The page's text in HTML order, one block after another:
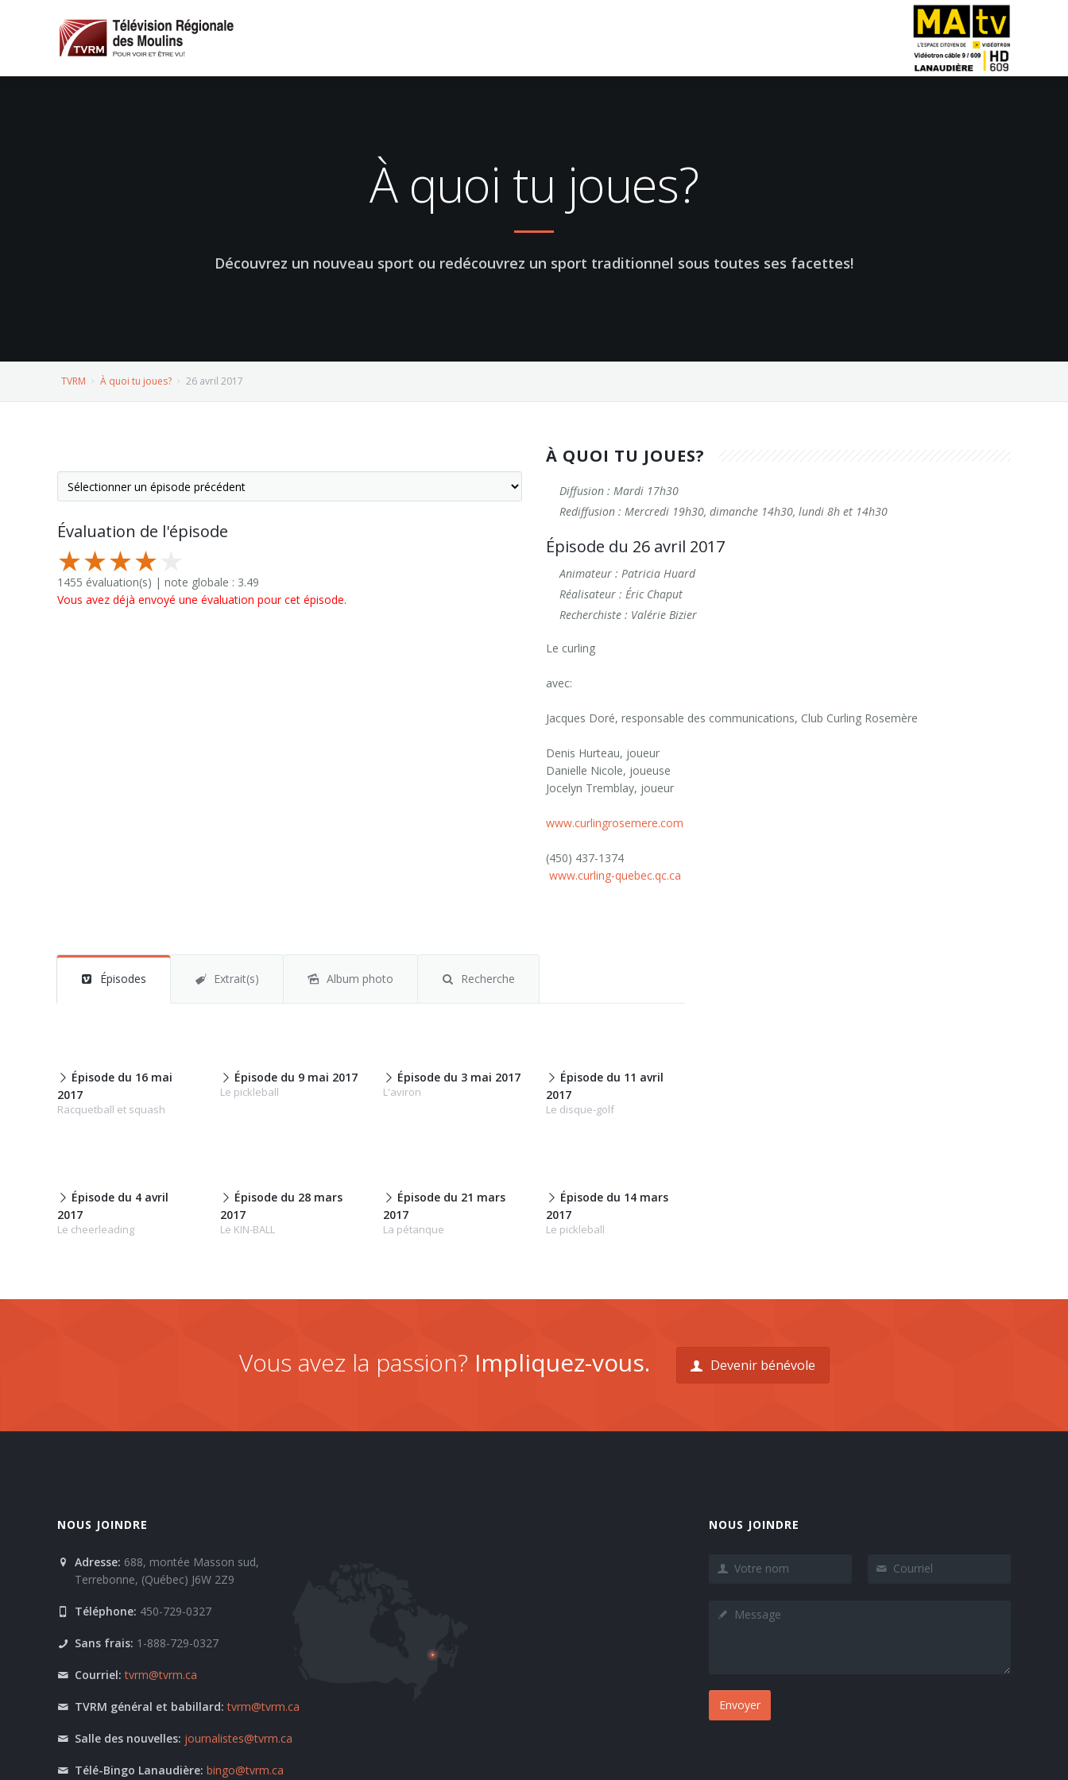
À quoi tu joues?
Découvrez un nouveau sport ou redécouvrez un sport traditionnel sous toutes ses facettes!
TVRM À quoi tu joues? 26 avril 2017
Évaluation de l'épisode
1455 évaluation(s) | note globale : 3.49
Vous avez déjà envoyé une évaluation pour cet épisode.
À QUOI TU JOUES?
Diffusion : Mardi 17h30
Rediffusion : Mercredi 19h30, dimanche 14h30, lundi 8h et 14h30
Épisode du 26 avril 2017
Animateur : Patricia Huard
Réalisateur : Éric Chaput
Recherchiste : Valérie Bizier
Le curling
avec:
Jacques Doré, responsable des communications, Club Curling Rosemère
Denis Hurteau, joueur
Danielle Nicole, joueuse
Jocelyn Tremblay, joueur
www.curlingrosemere.com
(450) 437-1374
www.curling-quebec.qc.ca
Épisodes Extrait(s) Album photo Recherche
Épisode du 16 mai
2017
Racquetball et squash
Épisode du 9 mai 2017
Le pickleball
Épisode du 3 mai 2017
L'aviron
Épisode du 11 avril
2017
Le disque-golf
Épisode du 4 avril
2017
Le cheerleading
Épisode du 28 mars
2017
Le KIN-BALL
Épisode du 21 mars
2017
La pétanque
Épisode du 14 mars
2017
Le pickleball
Vous avez la passion? Impliquez-vous. Devenir bénévole
NOUS JOINDRE
Adresse: 688, montée Masson sud,
Terrebonne, (Québec) J6W 2Z9
Téléphone: 450-729-0327
Sans frais: 1-888-729-0327
Courriel: tvrm@tvrm.ca
TVRM général et babillard: tvrm@tvrm.ca
Salle des nouvelles: journalistes@tvrm.ca
Télé-Bingo Lanaudière: bingo@tvrm.ca
NOUS JOINDRE
Envoyer